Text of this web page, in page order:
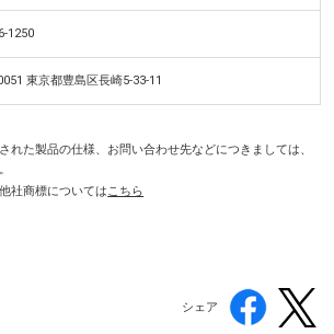
1250
東京都豊島区長崎5-33-11
れた製品の仕様、お問い合わせ先などにつきましては、
社商標についてはこちら
シェア